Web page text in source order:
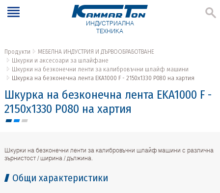
ИНДУСТРИАЛНА
ТЕХНИКА
Продукти
МЕБЕЛНА ИНДУСТРИЯ И ДЪРВООБРАБОТВАНЕ
Шкурки и аксесоари за шлайфане
Шкурки на безконечни ленти за калибровъчни шлайф машини
Шкурка на безконечна лента EKA1000 F - 2150х1330 P080 на хартия
Шкурка на безконечна лента EKA1000 F -
2150х1330 P080 на хартия
Шкурки на безконечни ленти за калибровъчни шлайф машини с различна
зърнистост / ширина / дължина.
Общи характеристики